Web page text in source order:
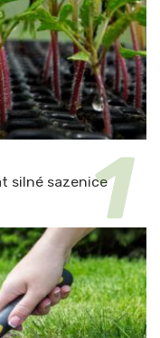
silné sazenice